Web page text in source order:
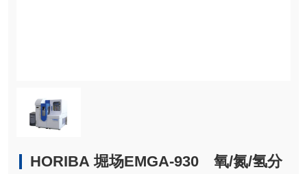
HORIBA 堀场EMGA-930 氧/氮/氢分